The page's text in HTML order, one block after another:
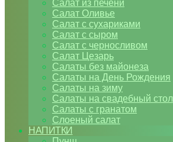
Салат из печени
Салат Оливье
Салат с сухариками
Салат с сыром
Салат с черносливом
Салат Цезарь
Салаты без майонеза
Салаты на День Рождения
Салаты на зиму
Салаты на свадебный стол
Салаты с гранатом
Слоеный салат
НАПИТКИ